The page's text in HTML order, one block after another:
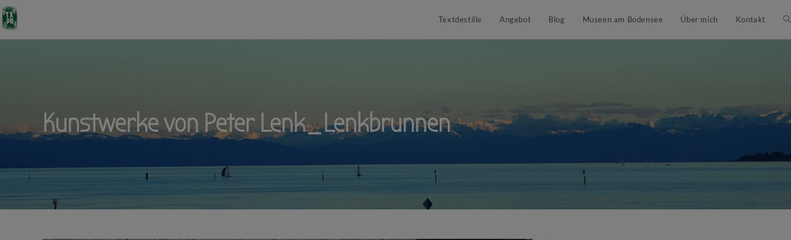
Textdestille Angebot Blog Museen am Bodensee Über mich Kontakt
Kunstwerke von Peter Lenk_Lenkbrunnen